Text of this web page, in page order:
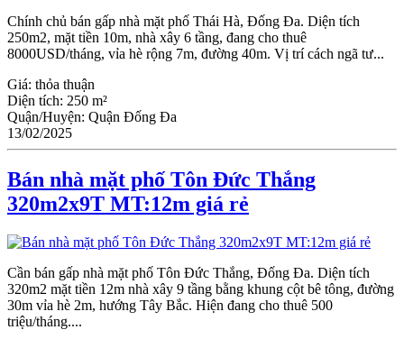
Chính chủ bán gấp nhà mặt phố Thái Hà, Đống Đa. Diện tích
250m2, mặt tiền 10m, nhà xây 6 tầng, đang cho thuê
8000USD/tháng, vỉa hè rộng 7m, đường 40m. Vị trí cách ngã tư...
Giá: thỏa thuận
Diện tích: 250 m²
Quận/Huyện: Quận Đống Đa
13/02/2025
Bán nhà mặt phố Tôn Đức Thắng
320m2x9T MT:12m giá rẻ
Cần bán gấp nhà mặt phố Tôn Đức Thắng, Đống Đa. Diện tích
320m2 mặt tiền 12m nhà xây 9 tầng bằng khung cột bê tông, đường
30m vỉa hè 2m, hướng Tây Bắc. Hiện đang cho thuê 500
triệu/tháng....